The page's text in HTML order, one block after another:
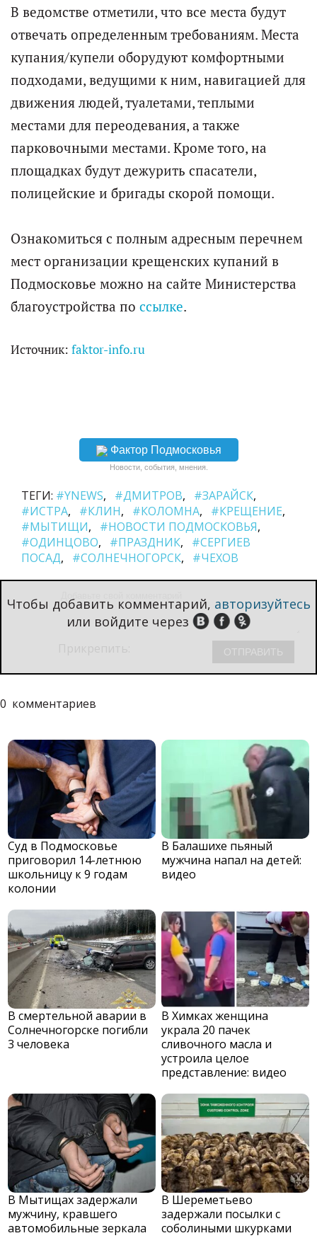
В ведомстве отметили, что все места будут
отвечать определенным требованиям. Места
купания/купели оборудуют комфортными
подходами, ведущими к ним, навигацией для
движения людей, туалетами, теплыми
местами для переодевания, а также
парковочными местами. Кроме того, на
площадках будут дежурить спасатели,
полицейские и бригады скорой помощи.
Ознакомиться с полным адресным перечнем
мест организации крещенских купаний в
Подмосковье можно на сайте Министерства
благоустройства по ссылке.
Источник: faktor-info.ru
Фактор Подмосковья
Новости, события, мнения.
ТЕГИ: #YNEWS #ДМИТРОВ
#ЗАРАЙСК
#ИСТРА
#КЛИН #КОЛОМНА
#КРЕЩЕНИЕ
#МЫТИЩИ
#НОВОСТИ ПОДМОСКОВЬЯ
#ОДИНЦОВО
#ПРАЗДНИК
#СЕРГИЕВ
ПОСАД
#СОЛНЕЧНОГОРСК #ЧЕХОВ
Чтобы добавить комментарий, авторизуйтесь
или войдите через
0 комментариев
Суд в Подмосковье
приговорил 14-летнюю
школьницу к 9 годам
колонии
В Балашихе пьяный
мужчина напал на детей:
видео
В смертельной аварии в
Солнечногорске погибли
3 человека
В Химках женщина
украла 20 пачек
сливочного масла и
устроила целое
представление: видео
В Мытищах задержали
мужчину, кравшего
автомобильные зеркала
В Шереметьево
задержали посылки с
соболиными шкурками